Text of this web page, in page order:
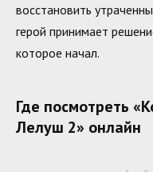
восстановить
герой принимает
которое начал.
Где посмотреть
Лелуш 2» онлайн